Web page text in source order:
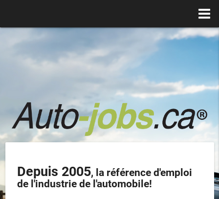
Depuis 2005, la référence d'emploi
de l'industrie de l'automobile!